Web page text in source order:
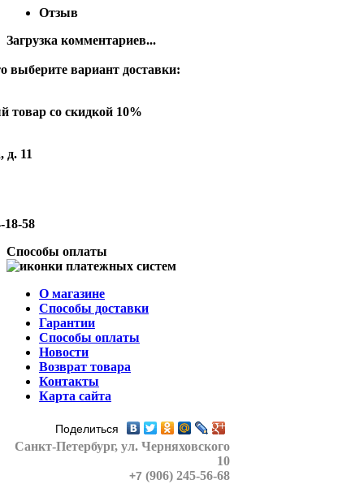
Отзыв
Загрузка комментариев...
выберите вариант доставки:
товар со скидкой 10%
д. 11
18-58
Способы оплаты
О магазине
Способы доставки
Гарантии
Способы оплаты
Новости
Возврат товара
Контакты
Карта сайта
Поделиться
Санкт-Петербург, ул. Черняховского
10
+7 (906) 245-56-68